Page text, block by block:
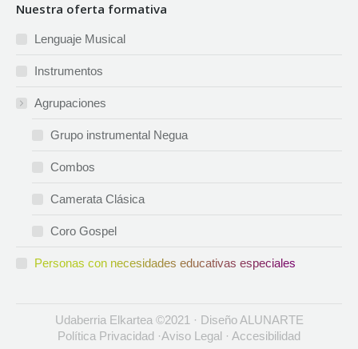
opens
in
window
opens
in
window
opens
in
window
opens
in
window
Nuestra oferta formativa
Lenguaje Musical
Instrumentos
Agrupaciones
Grupo instrumental Negua
Combos
Camerata Clásica
Coro Gospel
Personas con necesidades educativas especiales
Udaberria Elkartea ©2021 · DiseñoALUNARTE
Política Privacidad ·Aviso Legal · Accesibilidad